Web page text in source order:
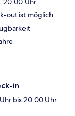
out ist möglich
in
bis 20:00 Uhr